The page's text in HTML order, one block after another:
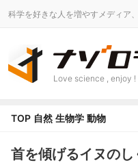
科学を好きな人を増やすメディア
Love science , enjoy !
TOP 自然 生物学 動物
首を傾げるイヌの